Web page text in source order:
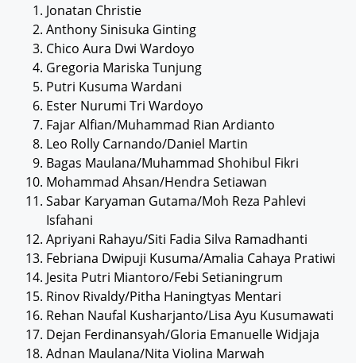
Jonatan Christie
Anthony Sinisuka Ginting
Chico Aura Dwi Wardoyo
Gregoria Mariska Tunjung
Putri Kusuma Wardani
Ester Nurumi Tri Wardoyo
Fajar Alfian/Muhammad Rian Ardianto
Leo Rolly Carnando/Daniel Martin
Bagas Maulana/Muhammad Shohibul Fikri
Mohammad Ahsan/Hendra Setiawan
Sabar Karyaman Gutama/Moh Reza Pahlevi
Isfahani
Apriyani Rahayu/Siti Fadia Silva Ramadhanti
Febriana Dwipuji Kusuma/Amalia Cahaya Pratiwi
Jesita Putri Miantoro/Febi Setianingrum
Rinov Rivaldy/Pitha Haningtyas Mentari
Rehan Naufal Kusharjanto/Lisa Ayu Kusumawati
Dejan Ferdinansyah/Gloria Emanuelle Widjaja
Adnan Maulana/Nita Violina Marwah